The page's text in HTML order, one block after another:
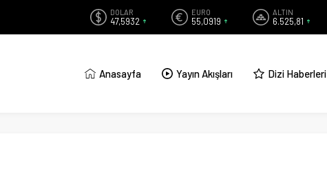
DOLAR
47,5932
EURO
55,0919
ALTIN
6.525,81
Anasayfa Yayın Akışları Dizi Haberleri